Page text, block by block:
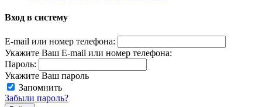
Вход в систему
E-mail или номер телефона:
Укажите Ваш E-mail или номер телефона:
Пароль:
Укажите Ваш пароль
Запомнить
Забыли пароль?